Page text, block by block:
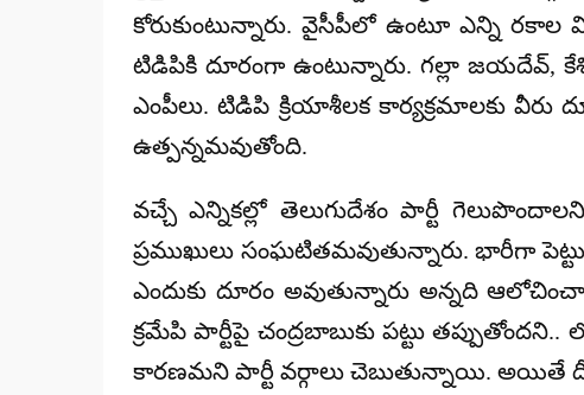
కోరుకుంటున్నారు. వైసీపీలో ఉంటూ ఎన్ని
టిడిపికి దూరంగా ఉంటున్నారు. గల్లా జయదేవ్,
ఎంపీలు. టిడిపి క్రియాశీలక కార్యక్రమాలకు వీరు
ఉత్పన్నమవుతోంది.
వచ్చే ఎన్నికల్లో తెలుగుదేశం పార్టీ
ప్రముఖులు సంఘటితమవుతున్నారు. భారీగా
ఎందుకు దూరం అవుతున్నారు అన్నది
క్రమేపి పార్టీపై చంద్రబాబుకు పట్టు
కారణమని పార్టీ వర్గాలు చెబుతున్నాయి. అయితే